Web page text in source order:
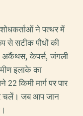
ने पत्थर में
से सटीक पौधों की
अकैंथस, केपर्स, जंगली
इलाके का
किमी मार्ग पर पार
चलें। जब आप जान